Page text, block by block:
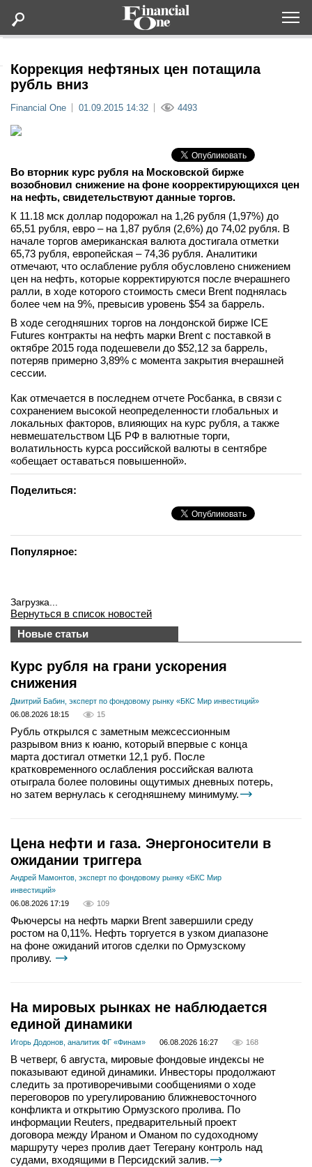
Статьи
Lifestyle
Мероприятия
Новости
Интервью
вконтакте
телеграм
Вход
Коррекция нефтяных цен потащила
рубль вниз
Financial One 01.09.2015 14:32 4493
Во вторник курс рубля на Московской бирже
возобновил снижение на фоне коорректирующихся цен
на нефть, свидетельствуют данные торгов.
К 11.18 мск доллар подорожал на 1,26 рубля (1,97%) до
65,51 рубля, евро – на 1,87 рубля (2,6%) до 74,02 рубля. В
начале торгов американская валюта достигала отметки
65,73 рубля, европейская – 74,36 рубля. Аналитики
отмечают, что ослабление рубля обусловлено снижением
цен на нефть, которые корректируются после вчерашнего
ралли, в ходе которого стоимость смеси Brent поднялась
более чем на 9%, превысив уровень $54 за баррель.
В ходе сегодняшних торгов на лондонской бирже ICE
Futures контракты на нефть марки Brent с поставкой в
октябре 2015 года подешевели до $52,12 за баррель,
потеряв примерно 3,89% с момента закрытия вчерашней
сессии.
Как отмечается в последнем отчете Росбанка, в связи с
сохранением высокой неопределенности глобальных и
локальных факторов, влияющих на курс рубля, а также
невмешательством ЦБ РФ в валютные торги,
волатильность курса российской валюты в сентябре
«обещает оставаться повышенной».
Поделиться:
Популярное:
Загрузка...
Вернуться в список новостей
Новые статьи
Курс рубля на грани ускорения
снижения
Дмитрий Бабин, эксперт по фондовому рынку «БКС Мир инвестиций»
06.08.2026 18:15
15
Рубль открылся с заметным межсессионным
разрывом вниз к юаню, который впервые с конца
марта достигал отметки 12,1 руб. После
кратковременного ослабления российская валюта
отыграла более половины ощутимых дневных потерь,
но затем вернулась к сегодняшнему минимуму.
Цена нефти и газа. Энергоносители в
ожидании триггера
Андрей Мамонтов, эксперт по фондовому рынку «БКС Мир
инвестиций»
06.08.2026 17:19
109
Фьючерсы на нефть марки Brent завершили среду
ростом на 0,11%. Нефть торгуется в узком диапазоне
на фоне ожиданий итогов сделки по Ормузскому
проливу.
На мировых рынках не наблюдается
единой динамики
Игорь Додонов, аналитик ФГ «Финам» 06.08.2026 16:27 168
В четверг, 6 августа, мировые фондовые индексы не
показывают единой динамики. Инвесторы продолжают
следить за противоречивыми сообщениями о ходе
переговоров по урегулированию ближневосточного
конфликта и открытию Ормузского пролива. По
информации Reuters, предварительный проект
договора между Ираном и Оманом по судоходному
маршруту через пролив дает Тегерану контроль над
судами, входящими в Персидский залив.